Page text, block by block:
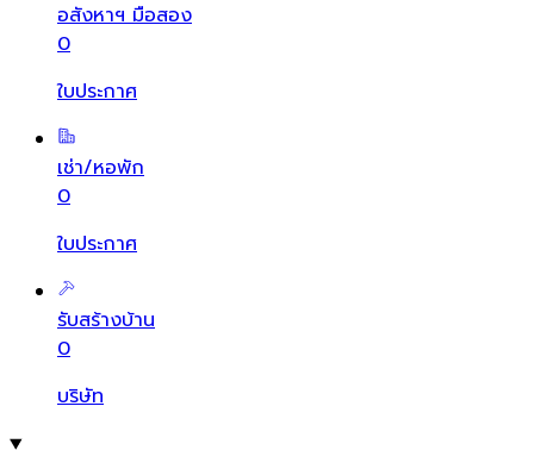
อสังหาฯ มือสอง
0
ใบประกาศ
เช่า/หอพัก
0
ใบประกาศ
รับสร้างบ้าน
0
บริษัท